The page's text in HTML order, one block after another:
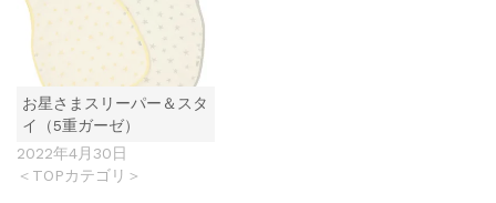
お星さまスリーパー＆スタ
イ（5重ガーゼ）
2022年4月30日
＜TOPカテゴリ＞